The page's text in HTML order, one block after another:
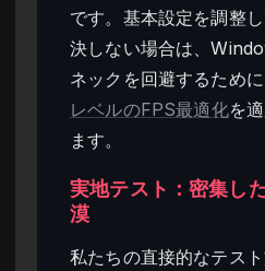
です。基本設定を調整
決しない場合は、
ネックを回避するため
レベルのFPS最適化を
ます。
実地テスト：密集し
漠
私たちの直接的なテス